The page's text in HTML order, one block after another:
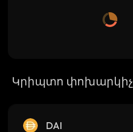
Կրիպտո փոխարկիչ
DAI